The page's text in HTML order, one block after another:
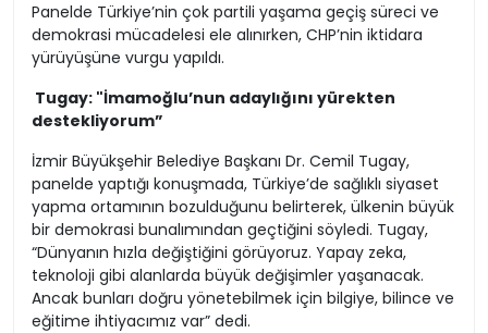
Panelde Türkiye’nin çok partili yaşama geçiş süreci ve
demokrasi mücadelesi ele alınırken, CHP’nin iktidara
yürüyüşüne vurgu yapıldı.
Tugay: "İmamoğlu’nun adaylığını yürekten
destekliyorum”
İzmir Büyükşehir Belediye Başkanı Dr. Cemil Tugay,
panelde yaptığı konuşmada, Türkiye’de sağlıklı siyaset
yapma ortamının bozulduğunu belirterek, ülkenin büyük
bir demokrasi bunalımından geçtiğini söyledi. Tugay,
“Dünyanın hızla değiştiğini görüyoruz. Yapay zeka,
teknoloji gibi alanlarda büyük değişimler yaşanacak.
Ancak bunları doğru yönetebilmek için bilgiye, bilince ve
eğitime ihtiyacımız var” dedi.